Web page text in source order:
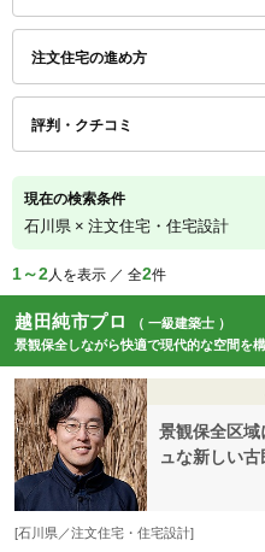
注文住宅の進め方
評判・クチコミ
現在の検索条件
石川県 × 注文住宅・住宅設計
1～2人を表示 ／ 全2件
越田純市プロ
（ 一級建築士 ）
景観保全しながら快適で現代的な空間を
景観保全区
ュな新しい古
[石川県／注文住宅・住宅設計]